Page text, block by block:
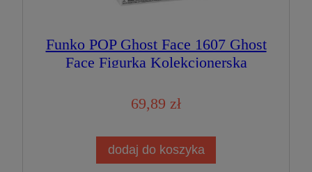
Funko POP Ghost Face 1607 Ghost
Face Figurka Kolekcjonerska
69,89 zł
dodaj do koszyka